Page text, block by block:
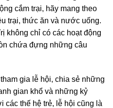
cắm trại, hãy mang theo
trại, thức ăn và nước uống.
không chỉ có các hoạt động
chứa đựng những câu
gia lễ hội, chia sẻ những
gian khổ và những kỷ
các thế hệ trẻ, lễ hội cũng là